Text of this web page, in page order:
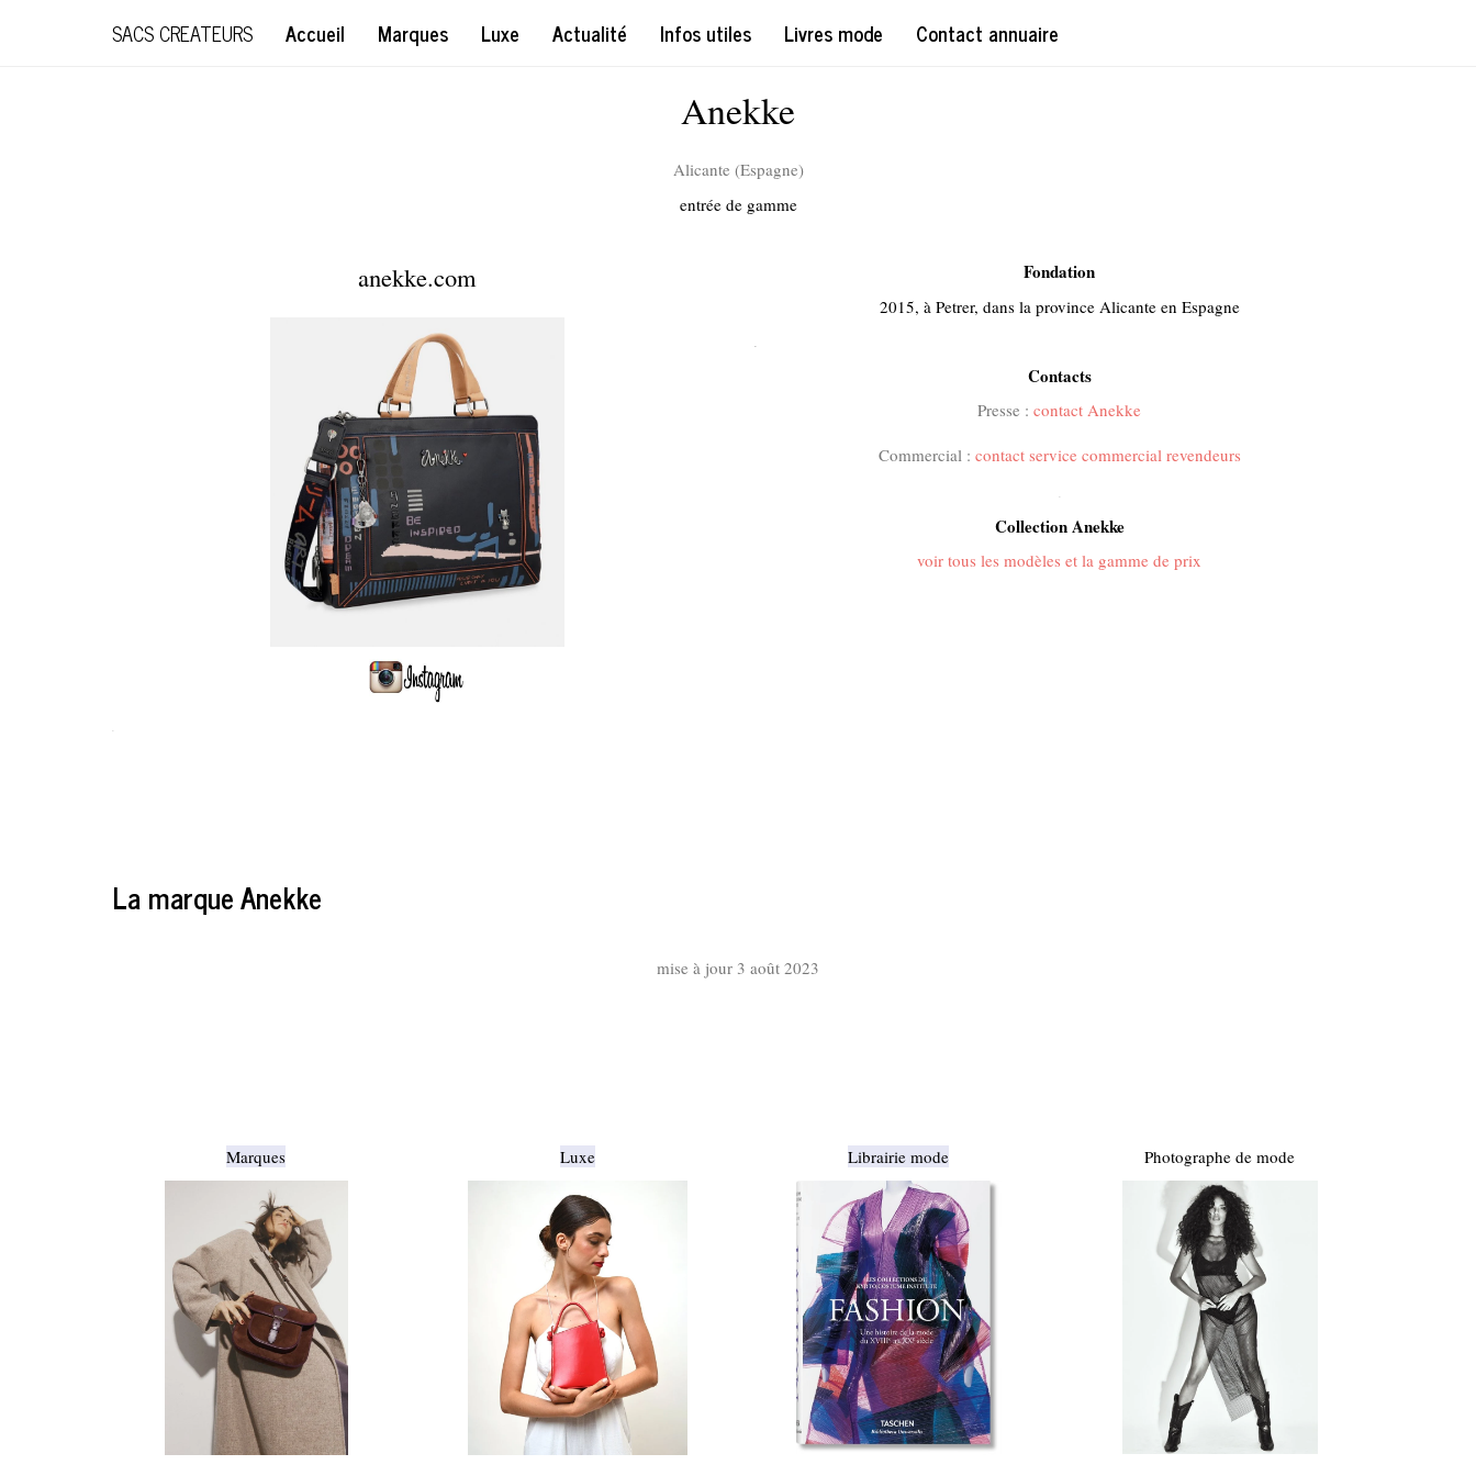
SACS CREATEURS Accueil Marques Luxe Actualité Infos utiles Livres mode Contact annuaire
Anekke
Alicante (Espagne)
entrée de gamme
anekke.com
.
Fondation
2015, à Petrer, dans la province Alicante en Espagne
.
Contacts
Presse : contact Anekke
Commercial : contact service commercial revendeurs
.
Collection Anekke
voir tous les modèles et la gamme de prix
La marque Anekke
mise à jour 3 août 2023
Marques Luxe Librairie mode Photographe de mode